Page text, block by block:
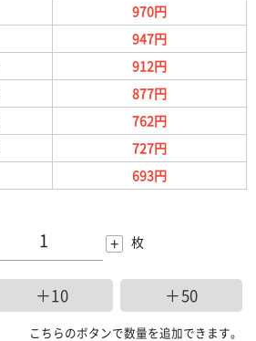
970円
947円
912円
877円
762円
727円
693円
+ 枚
＋10 ＋50
こちらのボタンで数量を追加できます。